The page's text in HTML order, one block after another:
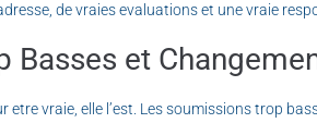
de vraies evaluations et une vraie
Basses et
etre vraie, elle l’est. Les soumissions trop